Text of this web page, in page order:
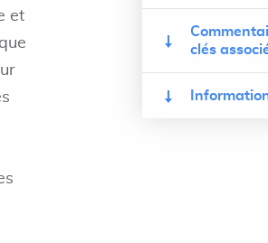
et
clés